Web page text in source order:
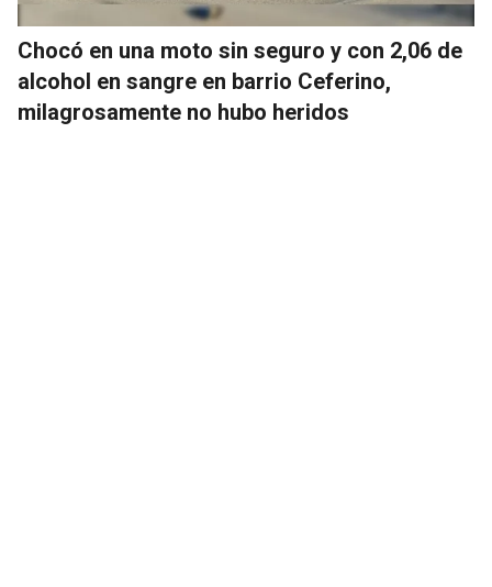
Chocó en una moto sin seguro y con 2,06 de
alcohol en sangre en barrio Ceferino,
milagrosamente no hubo heridos